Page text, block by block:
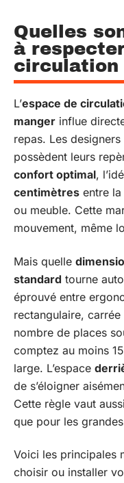
Quelles
à
circulation
L’espace de
manger influe
repas. Les
possèdent leurs
confort optimal,
centimètres entre
ou meuble. Cette
mouvement, même
Mais quelle
standard tourne
éprouvé entre
rectangulaire,
nombre de places
comptez au moins
large. L’espace
de s’éloigner
Cette règle vaut
que pour les
Voici les principales
choisir ou installer